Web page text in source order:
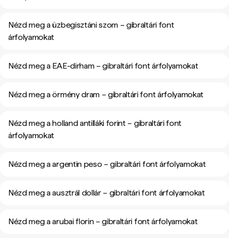
Nézd meg a üzbegisztáni szom – gibraltári font
árfolyamokat
Nézd meg a EAE-dirham – gibraltári font árfolyamokat
Nézd meg a örmény dram – gibraltári font árfolyamokat
Nézd meg a holland antilláki forint – gibraltári font
árfolyamokat
Nézd meg a argentin peso – gibraltári font árfolyamokat
Nézd meg a ausztrál dollár – gibraltári font árfolyamokat
Nézd meg a arubai florin – gibraltári font árfolyamokat